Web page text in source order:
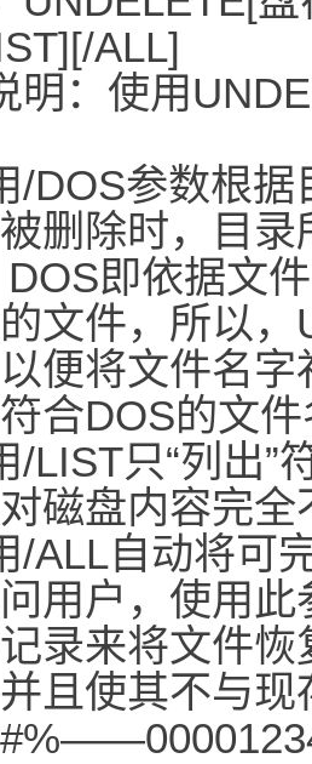
ALL]
明：使用
/DOS参数根
删除时，目
即依据文
文件，所以
便将文件名
合DOS的文
/LIST只“列出
磁盘内容完全
/ALL自动将可
用户，使用
录来将文件
且使其不与